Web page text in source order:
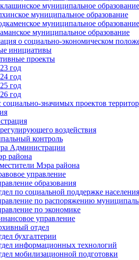
муниципальное образование
муниципальное образование
муниципальное образование
муниципальное образование
о социально-экономическом
инициативы
проекты
год
год
год
год
социально-значимых проектов
воздействия
контроль
Администрации
района
Мэра района
управление
образования
по социальной поддержке
по распоряжению
по экономике
управление
отдел
бухгалтерии
информационных технологий
мобилизационной подготовки